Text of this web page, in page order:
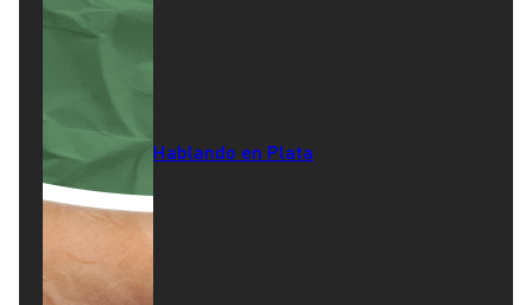
Hablando en Plata